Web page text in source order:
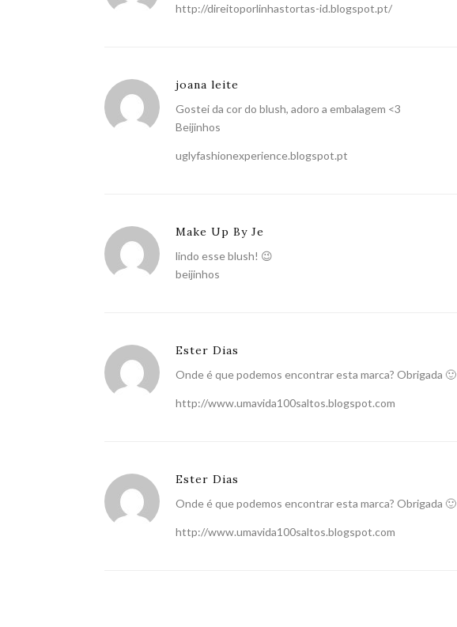
http://direitoporlinhastortas-id.blogspot.pt/
joana leite
Gostei da cor do blush, adoro a embalagem <3
Beijinhos
uglyfashionexperience.blogspot.pt
Make Up By Je
lindo esse blush! 😉
beijinhos
Ester Dias
Onde é que podemos encontrar esta marca? Obrigada 🙂
http://www.umavida100saltos.blogspot.com
Ester Dias
Onde é que podemos encontrar esta marca? Obrigada 🙂
http://www.umavida100saltos.blogspot.com